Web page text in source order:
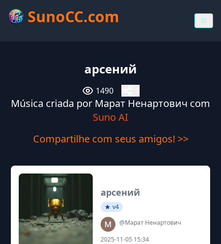
SunoCC.com
арсений
1490
Música criada por Марат Ненартович com
Suno AI
Compartilhe com seus amigos! >>
арсений
v4
@Марат Ненартович
2025-11-05 15:34